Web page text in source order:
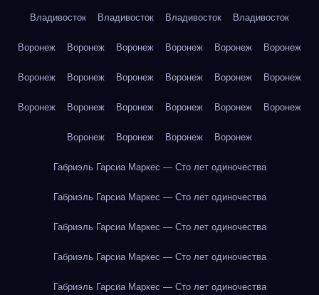
Владивосток Владивосток Владивосток Владивосток
Воронеж Воронеж Воронеж Воронеж Воронеж Воронеж
Воронеж Воронеж Воронеж Воронеж Воронеж Воронеж
Воронеж Воронеж Воронеж Воронеж Воронеж Воронеж
Воронеж Воронеж Воронеж Воронеж
Габриэль Гарсиа Маркес — Сто лет одиночества
Габриэль Гарсиа Маркес — Сто лет одиночества
Габриэль Гарсиа Маркес — Сто лет одиночества
Габриэль Гарсиа Маркес — Сто лет одиночества
Габриэль Гарсиа Маркес — Сто лет одиночества